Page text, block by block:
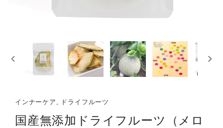
インナーケア, ドライフルーツ
国産無添加ドライフルーツ（メロ